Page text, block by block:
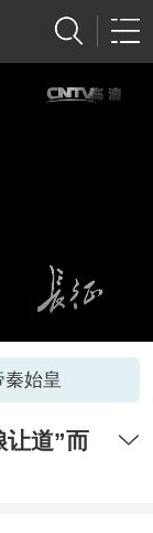
始皇
让道”而